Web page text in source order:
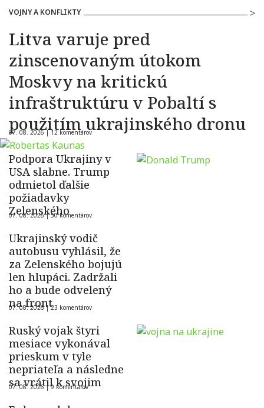
VOJNY A KONFLIKTY
Litva varuje pred
zinscenovaným útokom
Moskvy na kritickú
infraštruktúru v Pobaltí s
použitím ukrajinského dronu
07. 08. 2026 |12 komentárov
Podpora Ukrajiny v
USA slabne. Trump
odmietol ďalšie
požiadavky
Zelenského
07. 08. 2026 |50 komentárov
Ukrajinský vodič
autobusu vyhlásil, že
za Zelenského bojujú
len hlupáci. Zadržali
ho a bude odvelený
na front
07. 08. 2026 |23 komentárov
Ruský vojak štyri
mesiace vykonával
prieskum v tyle
nepriateľa a následne
sa vrátil k svojim
07. 08. 2026 |9 komentárov